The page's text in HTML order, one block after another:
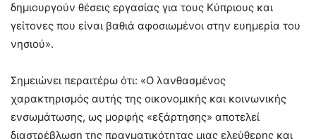
δημιουργούν θέσεις εργασίας για τους Κύπριους και
γείτονες που είναι βαθιά αφοσιωμένοι στην ευημερία του
νησιού».
Σημειώνει περαιτέρω ότι: «Ο λανθασμένος
χαρακτηρισμός αυτής της οικονομικής και κοινωνικής
ενσωμάτωσης, ως μορφής «εξάρτησης» αποτελεί
διαστρέβλωση της πραγματικότητας μιας ελεύθερης και